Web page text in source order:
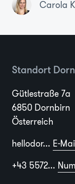
Carola
Standort
Gütlestraße 7a
6850 Dornbirn
Österreich
hellodor... E-
+43 5572...